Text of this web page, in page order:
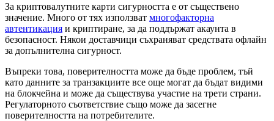
За криптовалутните карти сигурността е от съществено
значение. Много от тях използват многофакторна
автентикация и криптиране, за да поддържат акаунта в
безопасност. Някои доставчици съхраняват средствата офлайн
за допълнителна сигурност.
Въпреки това, поверителността може да бъде проблем, тъй
като данните за транзакциите все още могат да бъдат видими
на блокчейна и може да съществува участие на трети страни.
Регулаторното съответствие също може да засегне
поверителността на потребителите.